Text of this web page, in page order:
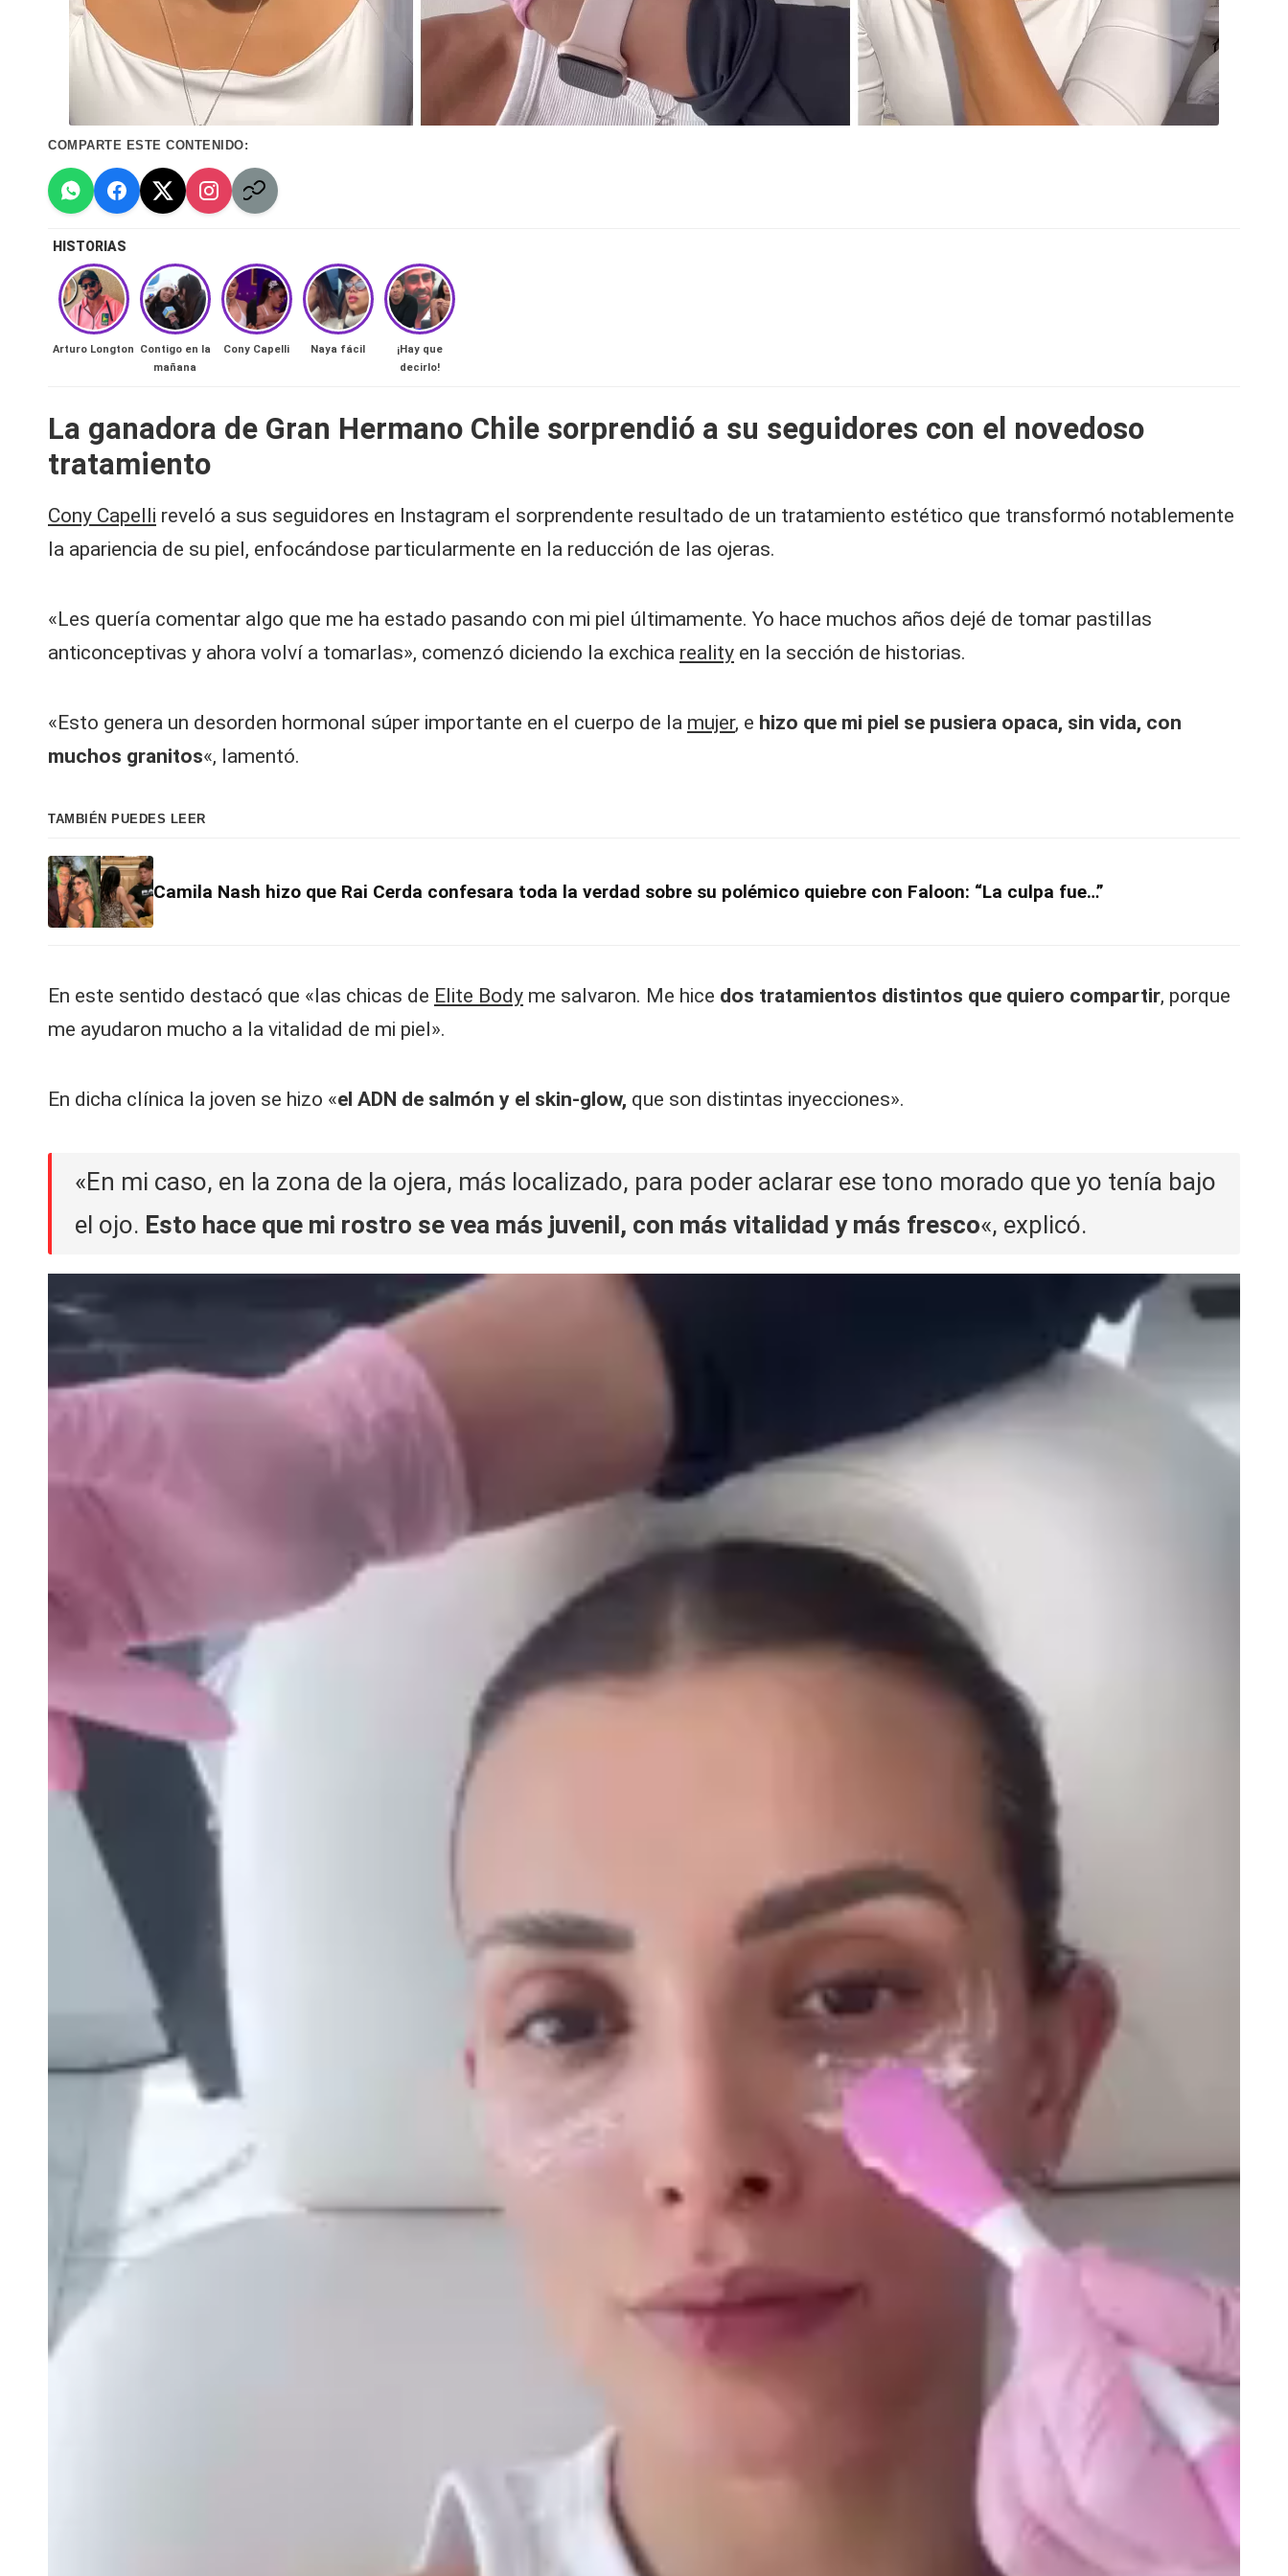
🔥
R
e
al
it
y
s,
T
V
R
d
e
s |
L
C
V
C
COMPARTE ESTE CONTENIDO:
HISTORIAS
Arturo Longton
Contigo en la
mañana
Cony Capelli Naya fácil
¡Hay que
decirlo!
La ganadora de Gran Hermano Chile sorprendió a su seguidores con el novedoso
tratamiento
Cony Capelli reveló a sus seguidores en Instagram el sorprendente resultado de un tratamiento estético que transformó notablemente
la apariencia de su piel, enfocándose particularmente en la reducción de las ojeras.
«Les quería comentar algo que me ha estado pasando con mi piel últimamente. Yo hace muchos años dejé de tomar pastillas
anticonceptivas y ahora volví a tomarlas», comenzó diciendo la exchica reality en la sección de historias.
«Esto genera un desorden hormonal súper importante en el cuerpo de la mujer, e hizo que mi piel se pusiera opaca, sin vida, con
muchos granitos«, lamentó.
TAMBIÉN PUEDES LEER
Camila Nash hizo que Rai Cerda confesara toda la verdad sobre su polémico quiebre con Faloon: “La culpa fue…”
En este sentido destacó que «las chicas de Elite Body me salvaron. Me hice dos tratamientos distintos que quiero compartir, porque
me ayudaron mucho a la vitalidad de mi piel».
En dicha clínica la joven se hizo «el ADN de salmón y el skin-glow, que son distintas inyecciones».
«En mi caso, en la zona de la ojera, más localizado, para poder aclarar ese tono morado que yo tenía bajo
el ojo. Esto hace que mi rostro se vea más juvenil, con más vitalidad y más fresco«, explicó.